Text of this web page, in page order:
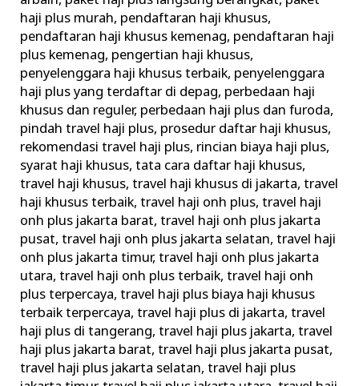
haji plus murah, pendaftaran haji khusus,
pendaftaran haji khusus kemenag, pendaftaran haji
plus kemenag, pengertian haji khusus,
penyelenggara haji khusus terbaik, penyelenggara
haji plus yang terdaftar di depag, perbedaan haji
khusus dan reguler, perbedaan haji plus dan furoda,
pindah travel haji plus, prosedur daftar haji khusus,
rekomendasi travel haji plus, rincian biaya haji plus,
syarat haji khusus,tata cara daftar haji khusus,
travel haji khusus,travel haji khusus di jakarta,travel
haji khusus terbaik,travel haji onh plus,travel haji
onh plus jakarta barat,travel haji onh plus jakarta
pusat,travel haji onh plus jakarta selatan,travel haji
onh plus jakarta timur,travel haji onh plus jakarta
utara,travel haji onh plus terbaik,travel haji onh
plus terpercaya,travel haji plus biaya haji khusus
terbaik terpercaya,travel haji plus di jakarta,travel
haji plus di tangerang,travel haji plus jakarta,travel
haji plus jakarta barat,travel haji plus jakarta pusat,
travel haji plus jakarta selatan,travel haji plus